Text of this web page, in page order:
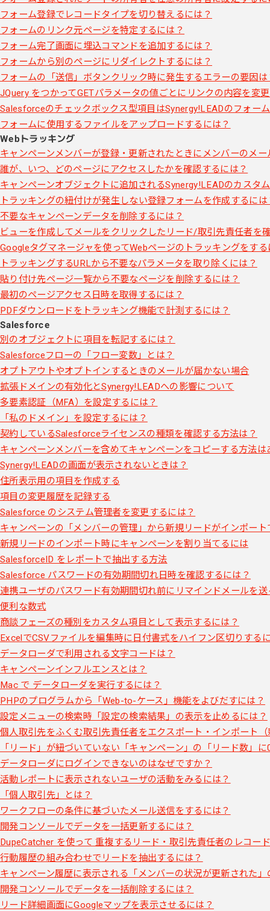
フォーム登録でレコードタイプを切り替えるには？
フォームのリンク元ページを特定するには？
フォーム完了画面に埋込コマンドを追加するには？
フォームから別のページにリダイレクトするには？
フォームの「送信」ボタンクリック時に発生するエラーの要因は
JQuery をつかってGETパラメータの値ごとにリンクの内容を変
Salesforceのチェックボックス型項目はSynergy!LEADのフォー
フォームに使用するファイルをアップロードするには？
Webトラッキング
キャンペーンメンバーが登録・更新されたときにメンバーのメ
誰が、いつ、どのページにアクセスしたかを確認するには？
キャンペーンオブジェクトに追加されるSynergy!LEADのカスタ
トラッキングの紐付けが発生しない登録フォームを作成するには
不要なキャンペーンデータを削除するには？
ビューを作成してメールをクリックしたリード/取引先責任者を
Googleタグマネージャを使ってWebページのトラッキングをす
トラッキングするURLから不要なパラメータを取り除くには？
貼り付け先ページ一覧から不要なページを削除するには？
最初のページアクセス日時を取得するには？
PDFダウンロードをトラッキング機能で計測するには？
Salesforce
別のオブジェクトに項目を転記するには？
Salesforceフローの「フロー変数」とは？
オプトアウトやオプトインするときのメールが届かない場合
拡張ドメインの有効化とSynergy!LEADへの影響について
多要素認証（MFA）を設定するには？
「私のドメイン」を設定するには？
契約しているSalesforceライセンスの種類を確認する方法は？
キャンペーンメンバーを含めてキャンペーンをコピーする方法は
Synergy!LEADの画面が表示されないときは？
住所表示用の項目を作成する
項目の変更履歴を記録する
Salesforce のシステム管理者を変更するには？
キャンペーンの「メンバーの管理」から新規リードがインポート
新規リードのインポート時にキャンペーンを割り当てるには
SalesforceID をレポートで抽出する方法
Salesforce パスワードの有効期間切れ日時を確認するには？
連携ユーザのパスワード有効期間切れ前にリマインドメールを
便利な数式
商談フェーズの種別をカスタム項目として表示するには？
ExcelでCSVファイルを編集時に日付書式をハイフン区切りする
データローダで利用される文字コードは？
キャンペーンインフルエンスとは？
Mac で データローダを実行するには？
PHPのプログラムから「Web-to-ケース」機能をよびだすには？
設定メニューの検索時「設定の検索結果」の表示を止めるには？
個人取引先をふくむ取引先責任者をエクスポート・インポート
「リード」が紐づいていない「キャンペーン」の「リード数」
データローダにログインできないのはなぜですか？
活動レポートに表示されないユーザの活動をみるには？
「個人取引先」とは？
ワークフローの条件に基づいたメール送信をするには？
開発コンソールでデータを一括更新するには？
DupeCatcher を使って 重複するリード・取引先責任者のレコー
行動履歴の組み合わせでリードを抽出するには？
キャンペーン履歴に表示される「メンバーの状況が更新された
開発コンソールでデータを一括削除するには？
リード詳細画面にGoogleマップを表示させるには？